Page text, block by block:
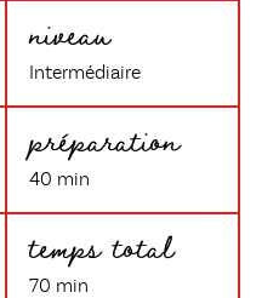
niveau
Intermédiaire
préparation
40 min
temps total
70 min